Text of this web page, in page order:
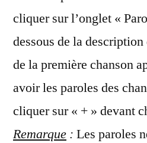
cliquer sur l’onglet «
dessous de la
de la première chanson
avoir les paroles des
cliquer sur « + » devant
Remarque : Les paroles